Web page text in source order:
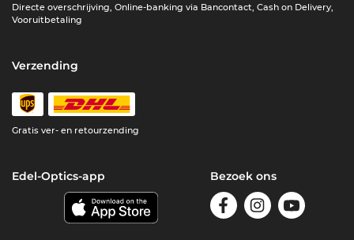
Directe overschrijving, Online-banking via Bancontact, Cash on Delivery,
Vooruitbetaling
Verzending
Gratis ver- en retourzending
Edel-Optics-app Bezoek ons